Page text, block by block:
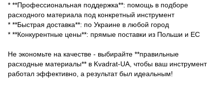
* **Профессиональная поддержка**: помощь в подборе
расходного материала под конкретный инструмент
* **Быстрая доставка**: по Украине в любой город
* **Конкурентные цены**: прямые поставки из Польши и ЕС
Не экономьте на качестве - выбирайте **правильные
расходные материалы** в Kvadrat-UA, чтобы ваш инструмент
работал эффективно, а результат был идеальным!